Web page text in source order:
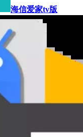
海信爱家tv版